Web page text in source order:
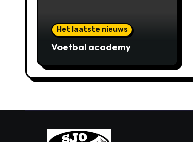
Het laatste nieuws
Voetbal academy